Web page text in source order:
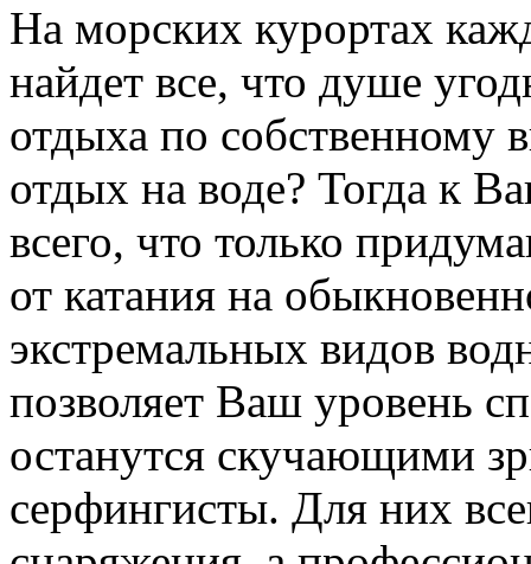
На морских курортах
найдет все, что душе
отдыха по собственному
отдых на воде? Тогда к
всего, что только
от катания на
экстремальных видов
позволяет Ваш уровень
останутся скучающими
серфингисты. Для них